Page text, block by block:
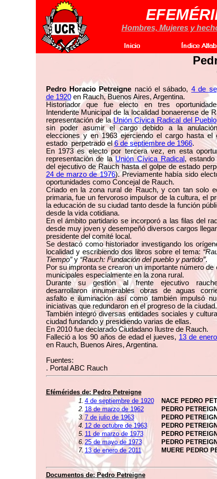
Hombres, Mujeres y
Pedro Horacio Petreigne nació el sábado, 4 de
de 1920en Rauch, Buenos Aires, Argentina.
Historiador que fue electo en tres
Intendente Municipal de la localidad bonaerense de
representación de laUnión Cívica Radical del Pueblo
sin poder asumir el cargo debido a la
elecciones y en 1963 ejerciendo el cargo hasta el
estado perpetrado el6 de septiembre de 1966.
En 1973 es electo por tercera vez, en esta
representación de laUnión Cívica Radical ,
del ejecutivo de Rauch hasta el golpe de estado
24 de marzo de 1976). Previamente había sido
oportunidades como Concejal de Rauch.
Criado en la zona rural de Rauch, y con tan solo
primaria, fue un fervoroso impulsor de la cultura, el
la educación de su ciudad tanto desde la función
desde la vida cotidiana.
En el ámbito partidario se incorporó a las filas del
desde muy joven y desempeñó diversos cargos
presidente del comité local.
Se destacó como historiador investigando los
localidad y escribiendo dos libros sobre el tema:
Tiempo”y “Rauch: Fundación del pueblo y partido”.
Por su impronta se crearon un importante número de
municipales especialmente en la zona rural.
Durante su gestión al frente ejecutivo
desarrollaron innumerables obras de aguas
asfalto e iluminación así como también impulsó
iniciativas que redundaron en el progreso de la ciudad.
También integró diversas entidades sociales y
ciudad fundando y presidiendo varias de ellas.
En 2010 fue declarado Ciudadano Ilustre de Rauch.
Falleció a los 90 años de edad el jueves, 13 de
en Rauch, Buenos Aires, Argentina.
Fuentes:
. Portal ABC Rauch
Efémérides de: Pedro Petreigne
1. 4 de septiembre de 1920
NACE PEDRO
2. 18 de marzo de 1962
PEDRO
3. 7 de julio de 1963
PEDRO
4. 12 de octubre de 1963
PEDRO
5. 11 de marzo de 1973
PEDRO
6. 25 de mayo de 1973
PEDRO
7. 13 de enero de 2011 MUERE PEDRO
Documentos de:Pedro Petreigne